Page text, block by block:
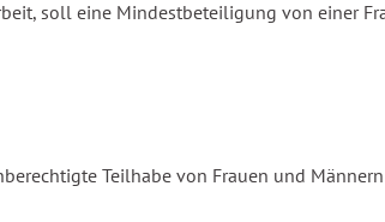
soll eine Mindestbeteiligung von einer
Teilhabe von Frauen und